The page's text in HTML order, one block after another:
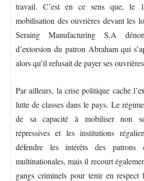
travail. C’est en ce sens que, le
mobilisation des ouvrières devant les
Seraing Manufacturing S.A
d’extorsion du patron Abraham qui
alors qu’il refusait de payer ses
Par ailleurs, la crise politique cache
lutte de classes dans le pays. Le
de sa capacité à mobiliser non
répressives et les institutions
défendre les intérêts des patrons
multinationales, mais il recourt
gangs criminels pour tenir en respect